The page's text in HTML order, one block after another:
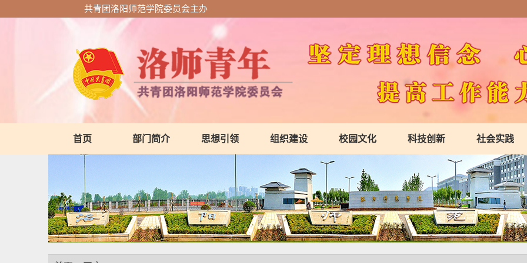
共青团洛阳师范学院委员会主办
首页 部门简介 思想引领 组织建设 校园文化 科技创新 社会实践